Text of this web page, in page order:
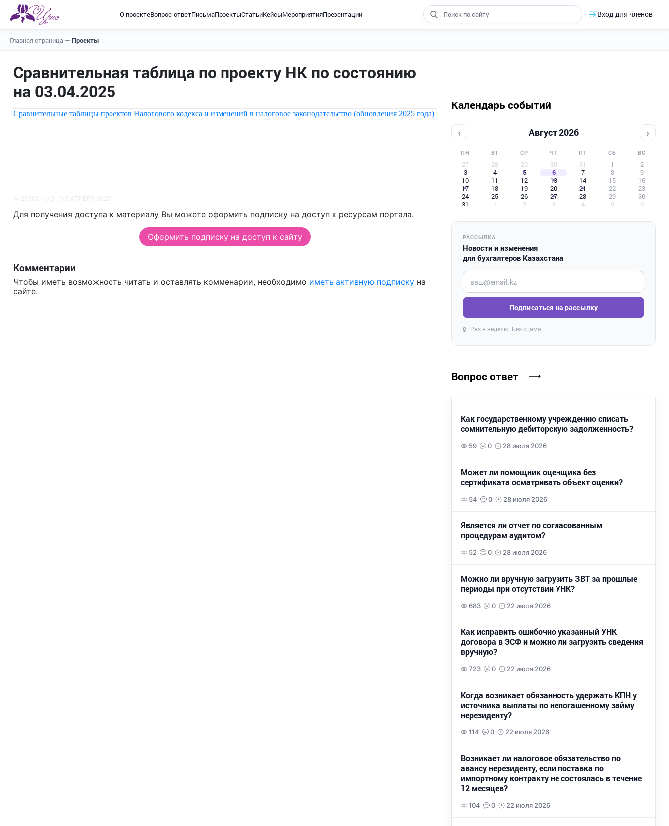
О проектеВопрос-ответПисьмаПроектыСтатьиКейсыМероприятияПрезентации Вход для членов
Главная страница — Проекты
Сравнительная таблица по проекту НК по состоянию
на 03.04.2025
Сравнительные таблицы проектов Налогового кодекса и изменений в налоговое законодательство (обновления 2025 года)
Для получения доступа к материалу Вы можете оформить подписку на доступ к ресурсам портала.
Оформить подписку на доступ к сайту
Комментарии
Чтобы иметь возможность читать и оставлять комменарии, необходимо иметь активную подписку на
сайте.
Календарь событий
‹ Август 2026 ›
ПН ВТ СР ЧТ ПТ СБ ВС
27 28 29 30 31 1
2
3
4 5 6 7 8
9
10
11 12 13 14 15
16
17
18 19 20 21 22
23
24
25 26 27 28 29
30
31
1 2 3 4 5 6
РАССЫЛКА
Новости и изменения
для бухгалтеров Казахстана
Введите ваш e-mail
Подписаться на рассылку
🔒 Раз в неделю. Без спама.
Вопрос ответ
Как государственному учреждению списать
сомнительную дебиторскую задолженность?
59 0 28 июля 2026
Может ли помощник оценщика без
сертификата осматривать объект оценки?
54 0 28 июля 2026
Является ли отчет по согласованным
процедурам аудитом?
52 0 28 июля 2026
Можно ли вручную загрузить ЗВТ за прошлые
периоды при отсутствии УНК?
683 0 22 июля 2026
Как исправить ошибочно указанный УНК
договора в ЭСФ и можно ли загрузить сведения
вручную?
723 0 22 июля 2026
Когда возникает обязанность удержать КПН у
источника выплаты по непогашенному займу
нерезиденту?
114 0 22 июля 2026
Возникает ли налоговое обязательство по
авансу нерезиденту, если поставка по
импортному контракту не состоялась в течение
12 месяцев?
104 0 22 июля 2026